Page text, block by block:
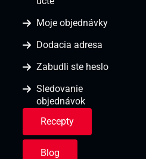
Moje objednávky
Dodacia adresa
Zabudli ste heslo
Sledovanie
objednávok
Recepty
Blog